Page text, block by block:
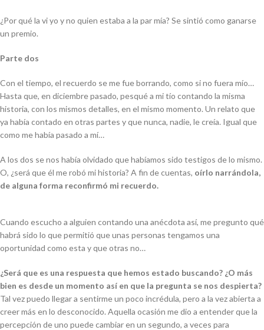
¿Por qué la vi yo y no quien estaba a la par mía? Se sintió como ganarse
un premio.
Parte dos
Con el tiempo, el recuerdo se me fue borrando, como si no fuera mío…
Hasta que, en diciembre pasado, pesqué a mi tío contando la misma
historia, con los mismos detalles, en el mismo momento. Un relato que
ya había contado en otras partes y que nunca, nadie, le creía. Igual que
como me había pasado a mí…
A los dos se nos había olvidado que habíamos sido testigos de lo mismo.
O, ¿será que él me robó mi historia? A fin de cuentas, oírlo narrándola,
de alguna forma reconfirmó mi recuerdo.
Cuando escucho a alguien contando una anécdota así, me pregunto qué
habrá sido lo que permitió que unas personas tengamos una
oportunidad como esta y que otras no…
¿Será que es una respuesta que hemos estado buscando? ¿O más
bien es desde un momento así en que la pregunta se nos despierta?
Tal vez puedo llegar a sentirme un poco incrédula, pero a la vez abierta a
creer más en lo desconocido. Aquella ocasión me dio a entender que la
percepción de uno puede cambiar en un segundo, a veces para